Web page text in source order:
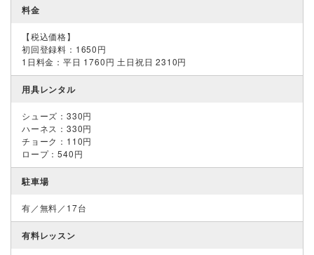
料金
【税込価格】
初回登録料：1650円
1日料金：平日 1760円 土日祝日 2310円
用具レンタル
シューズ：330円
ハーネス：330円
チョーク：110円
ロープ：540円
駐車場
有／無料／17台
有料レッスン